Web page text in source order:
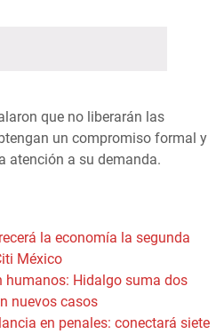
que no liberarán las
un compromiso formal y
atención a su demanda.
la economía la segunda
México
humanos: Hidalgo suma dos
nuevos casos
en penales: conectará siete